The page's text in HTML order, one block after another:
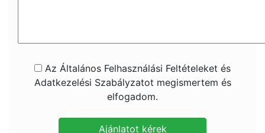
Az Általános Felhasználási Feltételeket és
Adatkezelési Szabályzatot megismertem és
elfogadom.